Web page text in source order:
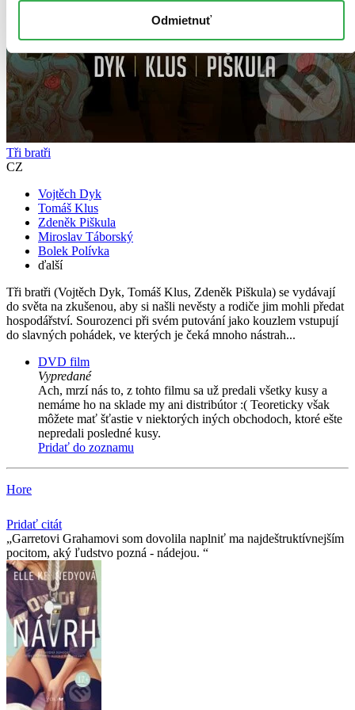
Odmietnuť
Tři bratři
CZ
Vojtěch Dyk
Tomáš Klus
Zdeněk Piškula
Miroslav Táborský
Bolek Polívka
ďalší
Tři bratři (Vojtěch Dyk, Tomáš Klus, Zdeněk Piškula) se vydávají
do světa na zkušenou, aby si našli nevěsty a rodiče jim mohli předat
hospodářství. Sourozenci při svém putování jako kouzlem vstupují
do slavných pohádek, ve kterých je čeká mnoho nástrah...
DVD film
Vypredané
Ach, mrzí nás to, z tohto filmu sa už predali všetky kusy a
nemáme ho na sklade my ani distribútor :( Teoreticky však
môžete mať šťastie v niektorých iných obchodoch, ktoré ešte
nepredali posledné kusy.
Pridať do zoznamu
Hore
Pridať citát
Garretovi Grahamovi som dovolila naplniť ma najdeštruktívnejším
pocitom, aký ľudstvo pozná - nádejou.